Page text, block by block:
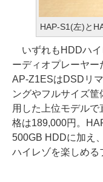
HAP-S1(左)と
いずれもHDDハイ
ーディオプレーヤー
AP-Z1ESはDSDリ
ングやフルサイズ筐
用した上位モデルで
格は189,000円。
500GB HDDに加え
ハイレゾを楽しめる